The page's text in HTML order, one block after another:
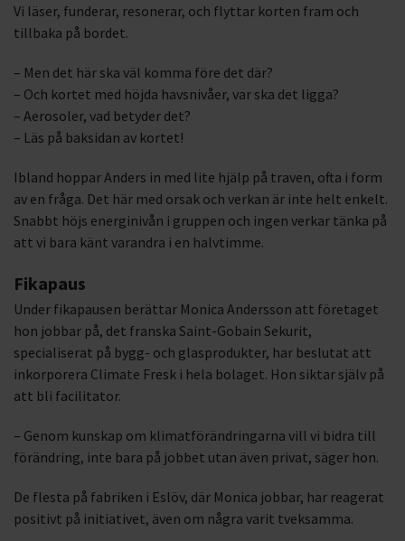
Vi läser, funderar, resonerar, och flyttar korten fram och
tillbaka på bordet.
– Men det här ska väl komma före det där?
– Och kortet med höjda havsnivåer, var ska det ligga?
– Aerosoler, vad betyder det?
– Läs på baksidan av kortet!
Ibland hoppar Anders in med lite hjälp på traven, ofta i form
av en fråga. Det här med orsak och verkan är inte helt enkelt.
Snabbt höjs energinivån i gruppen och ingen verkar tänka på
att vi bara känt varandra i en halvtimme.
Fikapaus
Under fikapausen berättar Monica Andersson att företaget
hon jobbar på, det franska Saint-Gobain Sekurit,
specialiserat på bygg- och glasprodukter, har beslutat att
inkorporera Climate Fresk i hela bolaget. Hon siktar själv på
att bli facilitator.
– Genom kunskap om klimatförändringarna vill vi bidra till
förändring, inte bara på jobbet utan även privat, säger hon.
De flesta på fabriken i Eslöv, där Monica jobbar, har reagerat
positivt på initiativet, även om några varit tveksamma.